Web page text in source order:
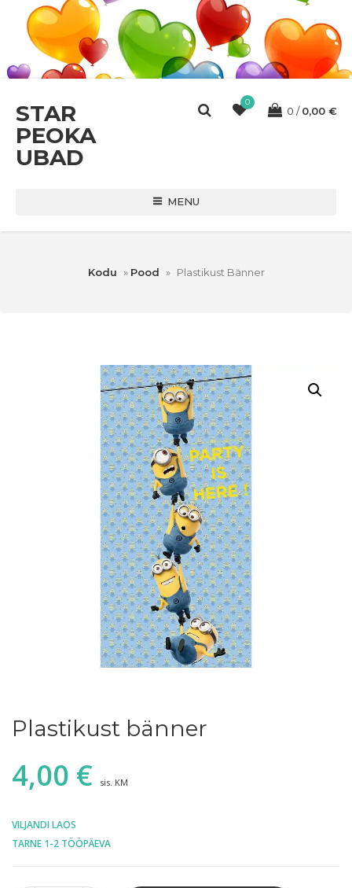
STAR
PEOKA
UBAD
0
0 0,00 €
MENU
Kodu » Pood » Plastikust Bänner
Plastikust bänner
4,00 € sis. KM
VILJANDI LAOS
TARNE 1-2 TÖÖPÄEVA